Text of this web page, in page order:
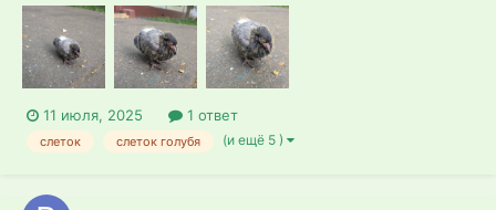
переставляла, запищал. Он там сидит весь день с 8.00 утра.
Сидит на месте, может пару метров пройти, на звуки
реагирует и активно чистит пёрышки....
11 июля, 2025 1 ответ
слеток слеток голубя (и ещё 5 )